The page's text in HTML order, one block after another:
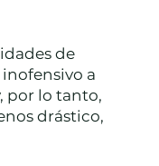
de
a
por lo tanto,
drástico,